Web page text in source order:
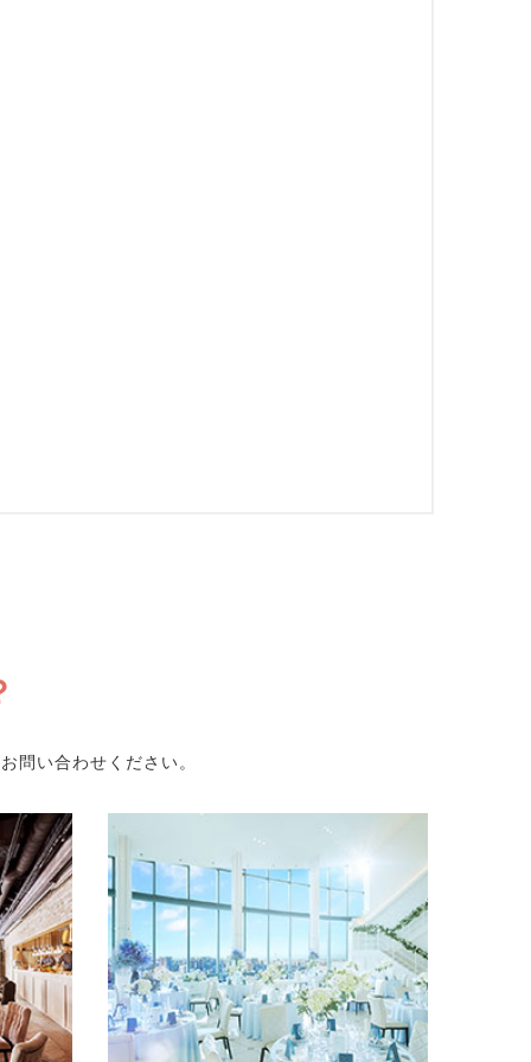
問い合わせください。